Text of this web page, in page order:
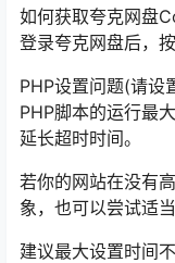
如何获取夸克网盘
登录夸克网盘后，
PHP设置问题(请
PHP脚本的运行最
延长超时时间。
若你的网站在没有
象，也可以尝试适
建议最大设置时间